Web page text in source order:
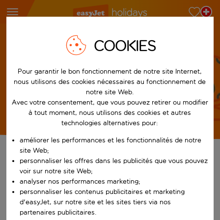
Centre de sécurité et de bien-être des clients
Choisir ses vacances
Choisir ses vacances
Choisir ses vacances
Choisir votre destination et votre hôtel avec easyJet holidays est
presque aussi excitant que les vacances en elles-mêmes et vous
avez déjà une raison de vous réjouir. Lorsque vous recherchez
votre séjour idéal, il est utile de savoir à quoi s’attendre et en
COOKIES
Pour garantir le bon fonctionnement de notre site Internet,
nous utilisons des cookies nécessaires au fonctionnement de
notre site Web.
Avec votre consentement, que vous pouvez retirer ou modifier
à tout moment, nous utilisons des cookies et autres
technologies alternatives pour:
améliorer les performances et les fonctionnalités de notre
site Web;
personnaliser les offres dans les publicités que vous pouvez
voir sur notre site Web;
analyser nos performances marketing;
personnaliser les contenus publicitaires et marketing
d'easyJet, sur notre site et les sites tiers via nos
partenaires publicitaires.